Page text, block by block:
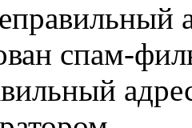
спам-